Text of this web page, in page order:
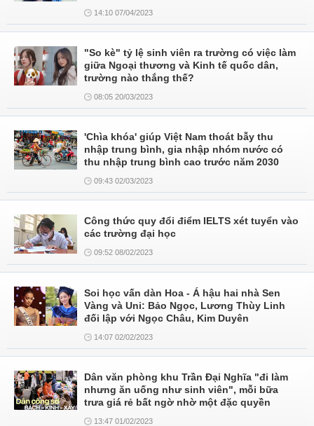
14:10 07/04/2023
"So kè" tỷ lệ sinh viên ra trường có việc làm
giữa Ngoại thương và Kinh tế quốc dân,
trường nào thắng thế?
08:05 20/03/2023
'Chìa khóa' giúp Việt Nam thoát bẫy thu
nhập trung bình, gia nhập nhóm nước có
thu nhập trung bình cao trước năm 2030
09:43 02/03/2023
Công thức quy đổi điểm IELTS xét tuyển vào
các trường đại học
09:52 08/02/2023
Soi học vấn dàn Hoa - Á hậu hai nhà Sen
Vàng và Uni: Bảo Ngọc, Lương Thùy Linh
đối lập với Ngọc Châu, Kim Duyên
14:07 02/02/2023
Dân văn phòng khu Trần Đại Nghĩa "đi làm
nhưng ăn uống như sinh viên", mỗi bữa
trưa giá rẻ bất ngờ nhờ một đặc quyền
13:47 01/02/2023